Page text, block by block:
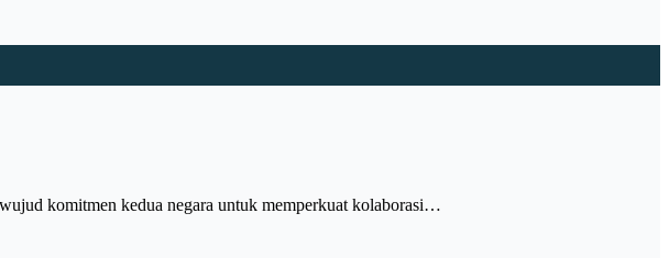
komitmen kedua negara untuk memperkuat kolaborasi…